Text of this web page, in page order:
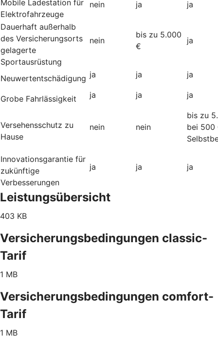
Mobile Ladestation für
Elektrofahrzeuge
nein ja ja
Dauerhaft außerhalb
des Versicherungsorts
gelagerte
Sportausrüstung
nein
bis zu 5.000
€
ja
Neuwertentschädigung ja ja ja
Grobe Fahrlässigkeit ja ja ja
Versehensschutz zu
Hause
nein nein
bis zu
bei 500
Innovationsgarantie für
zukünftige
Verbesserungen
ja ja ja
Leistungsübersicht
403 KB
Versicherungsbedingungen classic-
Tarif
1 MB
Versicherungsbedingungen comfort-
Tarif
1 MB